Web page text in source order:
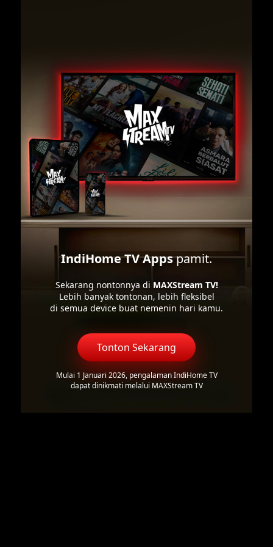
IndiHome TV Appspamit.
Sekarang nontonnya di MAXStream TV!
Lebih banyak tontonan, lebih fleksibel
di semua device buat nemenin hari kamu.
Tonton Sekarang
Mulai 1 Januari 2026, pengalaman IndiHome TV
dapat dinikmati melalui MAXStream TV